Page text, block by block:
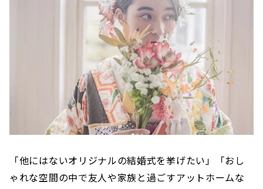
「他にはないオリジナルの結婚式を挙げたい」「おし
ゃれな空間の中で友人や家族と過ごすアットホームな